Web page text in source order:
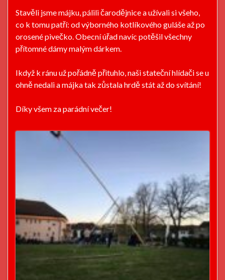
Stavěli jsme májku, pálili čarodějnice a užívali si všeho,
co k tomu patří: od výborného kotlíkového guláše až po
orosené pivečko. Obecní úřad navíc potěšil všechny
přítomné dámy malým dárkem.
Ikdyž k ránu už pořádně přituhlo, naši stateční hlídači se u
ohně nedali a májka tak zůstala hrdě stát až do svítání!
Díky všem za parádní večer!